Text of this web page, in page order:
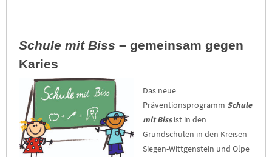
Schule mit Biss – gemeinsam gegen
Karies
Das neue
Präventionsprogramm Schule
mit Bissist in den
Grundschulen in den Kreisen
Siegen-Wittgenstein und Olpe